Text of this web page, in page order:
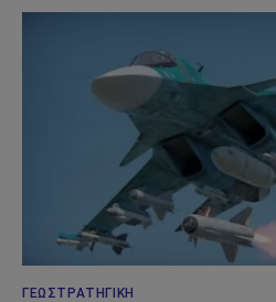
ΓΕΩΣΤΡΑΤΗΓΙΚΉ